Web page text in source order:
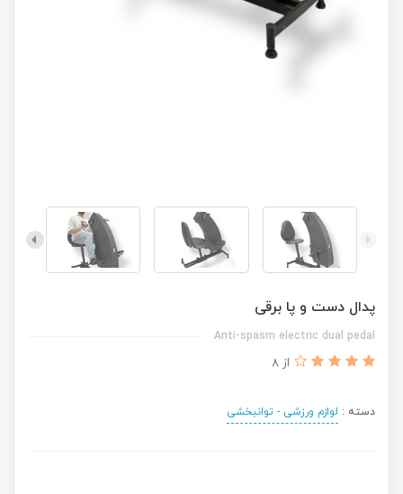
پدال دست و پا برقی
Anti-spasm electric dual pedal
از 8
دسته : لوازم ورزشی - توانبخشی